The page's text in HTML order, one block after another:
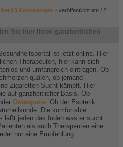
| 0 Kommentare » veröffentlicht am 12.
Sie hier Ihren ganzheitlichen
ist jetzt online. Hier
Therapeuten, hier kann sich
und umfangreich eintragen. Ob
quälen, ob jemand
Zigaretten-Sucht kämpft. Hier
auf ganzheitlicher Basis. Ob
Osteopatie. Ob der Esoterik
Die komfortable
läßt jeden das fnden was er sucht.
als auch Therapeuten eine
nur eine Empfehlung